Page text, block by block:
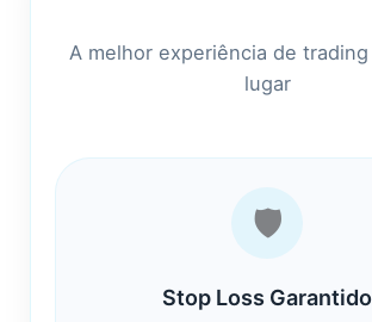
A melhor experiência de
lugar
🛡️
Stop Loss Garantido